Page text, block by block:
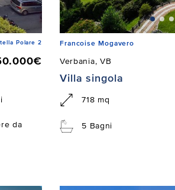
Polare 2
da
Francoise Mogavero
Verbania, VB
Villa singola
718 mq
5 Bagni